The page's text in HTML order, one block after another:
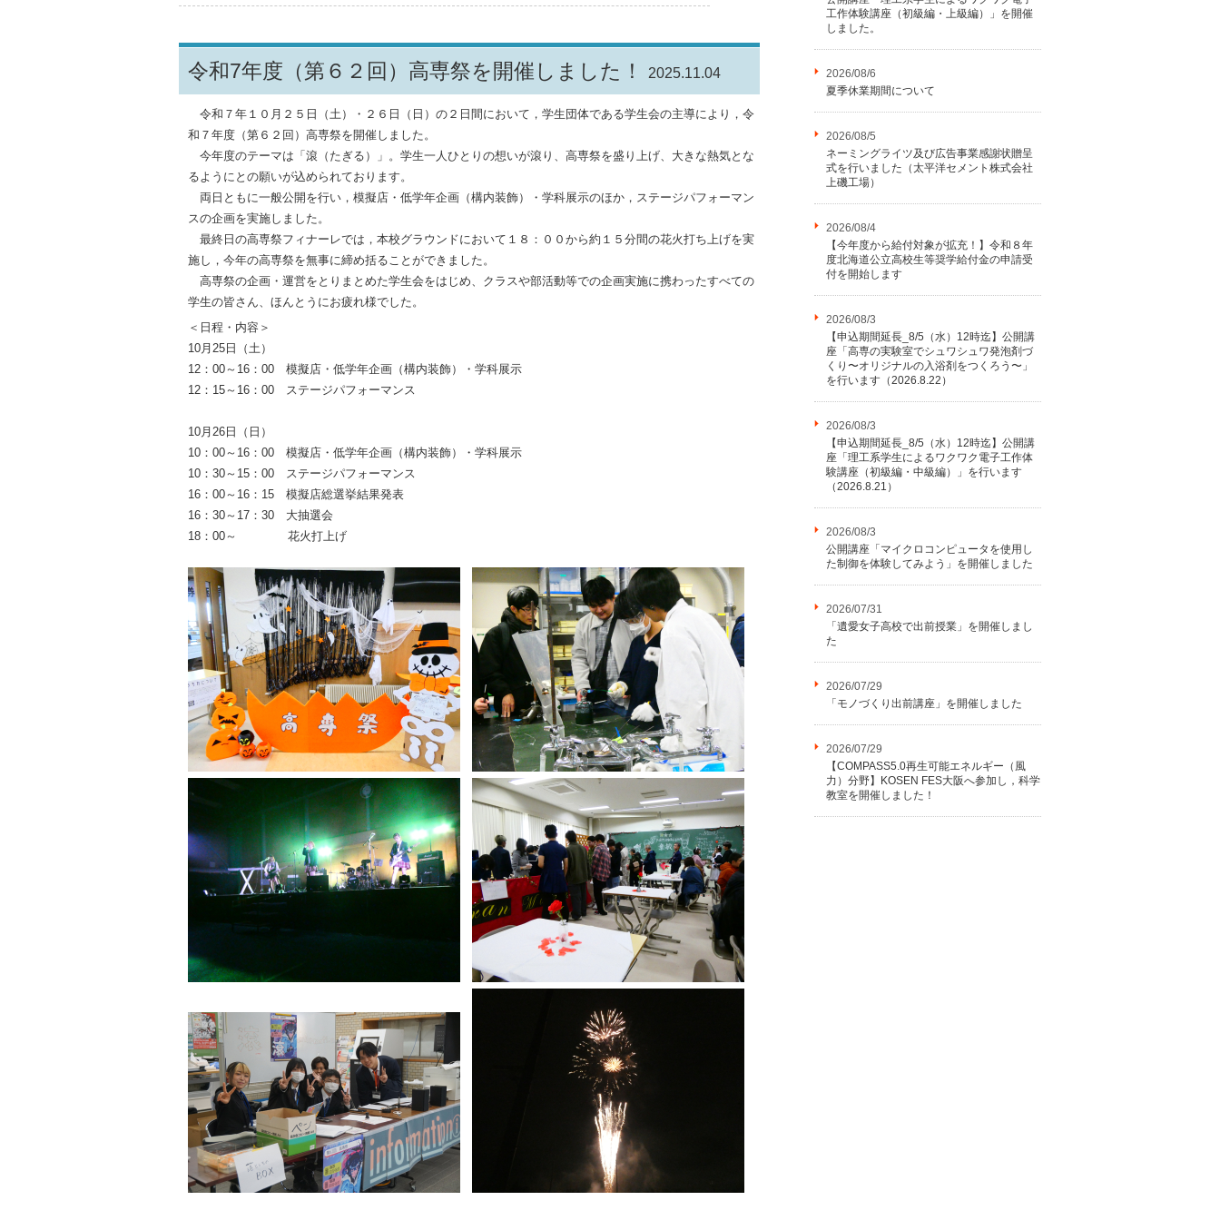
令和7年度（第６２回）高専祭を開催しました！ 2025.11.04
令和７年１０月２５日（土）・２６日（日）の２日間において，学生団体である学生会の主導により，令
和７年度（第６２回）高専祭を開催しました。
今年度のテーマは「滾（たぎる）」。学生一人ひとりの想いが滾り、高専祭を盛り上げ、大きな熱気とな
るようにとの願いが込められております。
両日ともに一般公開を行い，模擬店・低学年企画（構内装飾）・学科展示のほか，ステージパフォーマン
スの企画を実施しました。
最終日の高専祭フィナーレでは，本校グラウンドにおいて１８：００から約１５分間の花火打ち上げを実
施し，今年の高専祭を無事に締め括ることができました。
高専祭の企画・運営をとりまとめた学生会をはじめ、クラスや部活動等での企画実施に携わったすべての
学生の皆さん、ほんとうにお疲れ様でした。
＜日程・内容＞
10月25日（土）
12：00～16：00 模擬店・低学年企画（構内装飾）・学科展示
12：15～16：00 ステージパフォーマンス
10月26日（日）
10：00～16：00 模擬店・低学年企画（構内装飾）・学科展示
10：30～15：00 ステージパフォーマンス
16：00～16：15 模擬店総選挙結果発表
16：30～17：30 大抽選会
18：00～ 花火打上げ
工作体験講座（初級編・上級編）」を開催
しました。
2026/08/6
夏季休業期間について
2026/08/5
ネーミングライツ及び広告事業感謝状贈呈
式を行いました（太平洋セメント株式会社
上磯工場）
2026/08/4
【今年度から給付対象が拡充！】令和８年
度北海道公立高校生等奨学給付金の申請受
付を開始します
2026/08/3
【申込期間延長_8/5（水）12時迄】公開講
座「高専の実験室でシュワシュワ発泡剤づ
くり〜オリジナルの入浴剤をつくろう〜」
を行います（2026.8.22）
2026/08/3
【申込期間延長_8/5（水）12時迄】公開講
座「理工系学生によるワクワク電子工作体
験講座（初級編・中級編）」を行います
（2026.8.21）
2026/08/3
公開講座「マイクロコンピュータを使用し
た制御を体験してみよう」を開催しました
2026/07/31
「遺愛女子高校で出前授業」を開催しまし
た
2026/07/29
「モノづくり出前講座」を開催しました
2026/07/29
【COMPASS5.0再生可能エネルギー（風
力）分野】KOSEN FES大阪へ参加し，科学
教室を開催しました！